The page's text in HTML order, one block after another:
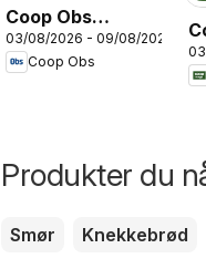
Coop Obs
kundeavis
03/08/2026 - 09/08/2026
Coop Obs
Produkter du
Smør Knekkebrød